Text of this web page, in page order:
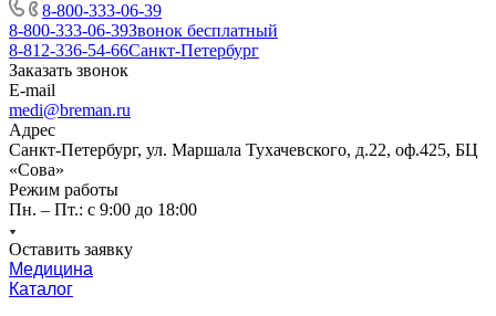
8-800-333-06-39
8-800-333-06-39Звонок бесплатный
8-812-336-54-66Санкт-Петербург
Заказать звонок
E-mail
medi@breman.ru
Адрес
Санкт-Петербург, ул. Маршала Тухачевского, д.22, оф.425, БЦ
«Сова»
Режим работы
Пн. – Пт.: с 9:00 до 18:00
Оставить заявку
Медицина
Каталог